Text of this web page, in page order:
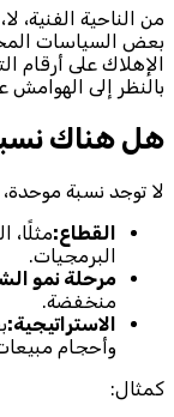
من الناحية الفنية،
بعض السياسات
الإهلاك على أرقام
بالنظر إلى
هل هناك
لا توجد نسبة
القطاع:
البرمجيات.
مرحلة نمو
منخفضة.
الاستراتيجية:
وأحجام
كمثال: